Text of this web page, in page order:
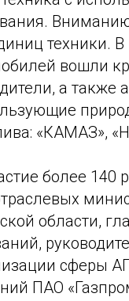
техники.
вошли
а также
«КАМАЗ»,
более 140
области,
сферы
ПАО